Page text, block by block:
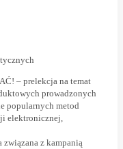
– prelekcja na temat
prowadzonych
popularnych metod
elektronicznej,
związana z kampanią